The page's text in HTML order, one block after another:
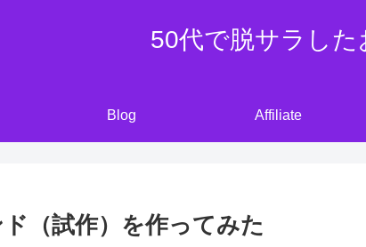
50代で脱サラし
Blog Affiliate
（試作）を作ってみた